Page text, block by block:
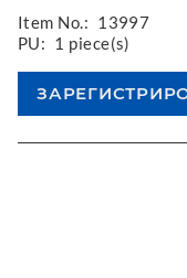
Item No.: 13997
PU: 1 piece(s)